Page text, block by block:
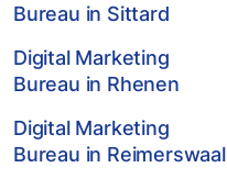
Bureau in Sittard
Digital Marketing
Bureau in Rhenen
Digital Marketing
Bureau in Reimerswaal